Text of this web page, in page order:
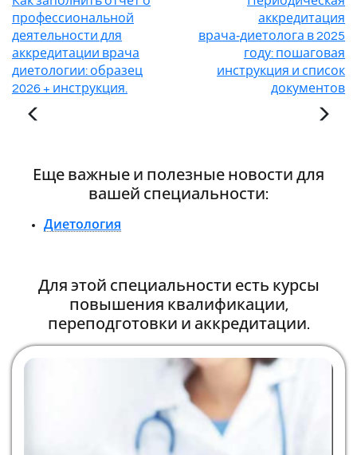
профессиональной
деятельности для
аккредитации врача
диетологии: образец
2026 + инструкция.
аккредитация
врача‑диетолога в 2025
году: пошаговая
инструкция и список
документов
Еще важные и полезные новости для
вашей специальности:
Диетология
Для этой специальности есть курсы
повышения квалификации,
переподготовки и аккредитации.